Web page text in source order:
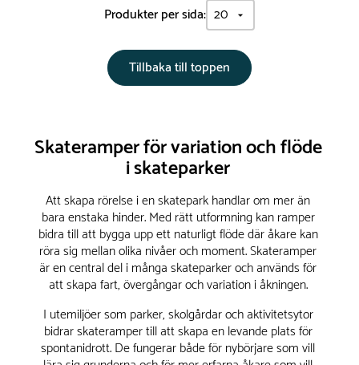
Produkter per sida:
Tillbaka till toppen
Skateramper för variation och flöde
i skateparker
Att skapa rörelse i en skatepark handlar om mer än
bara enstaka hinder. Med rätt utformning kan ramper
bidra till att bygga upp ett naturligt flöde där åkare kan
röra sig mellan olika nivåer och moment. Skateramper
är en central del i många skateparker och används för
att skapa fart, övergångar och variation i åkningen.
I utemiljöer som parker, skolgårdar och aktivitetsytor
bidrar skateramper till att skapa en levande plats för
spontanidrott. De fungerar både för nybörjare som vill